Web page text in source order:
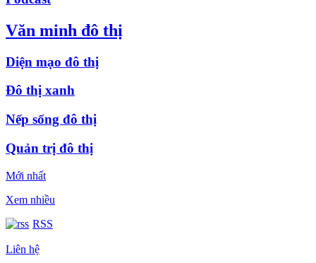
Văn minh đô thị
Diện mạo đô thị
Đô thị xanh
Nếp sống đô thị
Quản trị đô thị
Mới nhất
Xem nhiều
RSS
Liên hệ